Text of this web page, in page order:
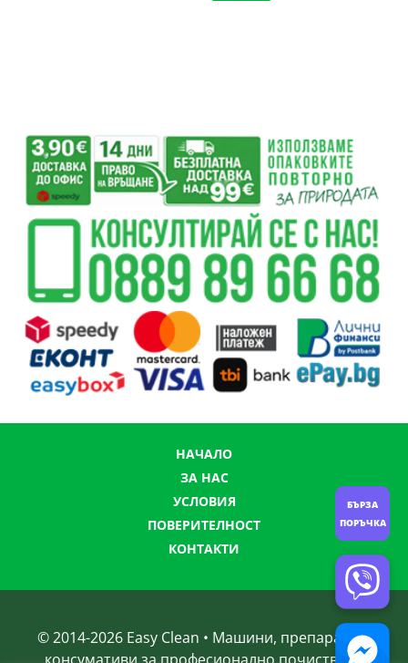
НАЧАЛО
ЗА НАС
УСЛОВИЯ
ПОВЕРИТЕЛНОСТ
КОНТАКТИ
© 2014-2026 Easy Clean • Машини, препарати и
БЪРЗА
ПОРЪЧКА